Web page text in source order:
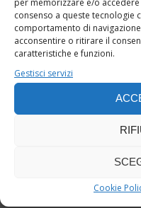
consenso a queste tecnologie
comportamento di
acconsentire o ritirare il
caratteristiche e funzioni.
Gestisci servizi
Cookie
votazioni
ai sondaggi
che serve
trasparenti
quadro
digitale sia